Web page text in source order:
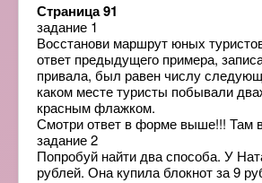
Страница 91
задание 1
Восстанови маршрут юных
ответ предыдущего примера,
привала, был равен числу
каком месте туристы побывали
красным флажком.
Смотри ответ в форме выше!!! Там
задание 2
Попробуй найти два способа. У
рублей. Она купила блокнот за 9